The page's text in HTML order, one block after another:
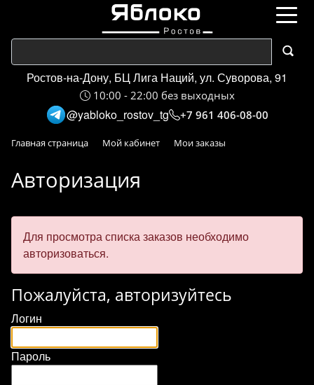
Ростов-на-Дону, БЦ Лига Наций, ул. Суворова, 91
10:00 - 22:00 без выходных
@yabloko_rostov_tg +7 961 406-08-00
Главная страница Мой кабинет Мои заказы
Авторизация
Для просмотра списка заказов необходимо
авторизоваться.
Пожалуйста, авторизуйтесь
Логин
Пароль